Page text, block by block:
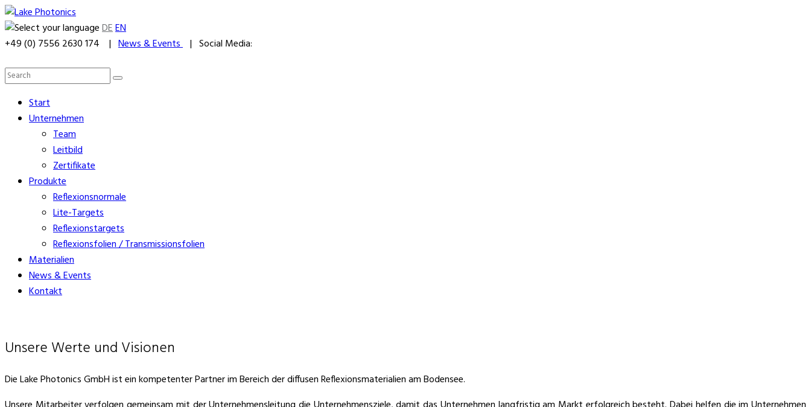
DEEN
+49 (0) 7556 2630 174 | News & Events | Social Media:
Start
Unternehmen
Team
Leitbild
Zertifikate
Produkte
Reflexionsnormale
Lite-Targets
Reflexionstargets
Reflexionsfolien / Transmissionsfolien
Materialien
News & Events
Kontakt
Unsere Werte und Visionen
Die Lake Photonics GmbH ist ein kompetenter Partner im Bereich der diffusen Reflexionsmaterialien am Bodensee.